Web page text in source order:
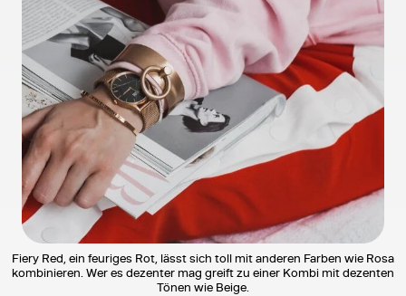
Fiery Red, ein feuriges Rot, lässt sich toll mit anderen Farben wie Rosa
kombinieren. Wer es dezenter mag greift zu einer Kombi mit dezenten
Tönen wie Beige.